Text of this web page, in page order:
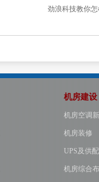
劲浪科技教你
机房建设
机房空调
机房装修
UPS及供
机房综合